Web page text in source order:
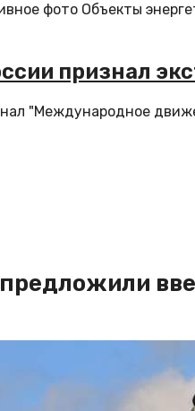
фото Объекты
признал
"Международное